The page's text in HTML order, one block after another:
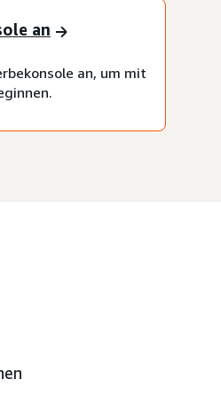
an
an, um mit